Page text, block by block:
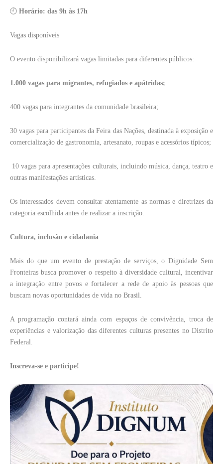
🕘 Horário: das 9h às 17h
Vagas disponíveis
O evento disponibilizará vagas limitadas para diferentes públicos:
1.000 vagas para migrantes, refugiados e apátridas;
400 vagas para integrantes da comunidade brasileira;
30 vagas para participantes da Feira das Nações, destinada à exposição e
comercialização de gastronomia, artesanato, roupas e acessórios típicos;
10 vagas para apresentações culturais, incluindo música, dança, teatro e
outras manifestações artísticas.
Os interessados devem consultar atentamente as normas e diretrizes da
categoria escolhida antes de realizar a inscrição.
Cultura, inclusão e cidadania
Mais do que um evento de prestação de serviços, o Dignidade Sem
Fronteiras busca promover o respeito à diversidade cultural, incentivar
a integração entre povos e fortalecer a rede de apoio às pessoas que
buscam novas oportunidades de vida no Brasil.
A programação contará ainda com espaços de convivência, troca de
experiências e valorização das diferentes culturas presentes no Distrito
Federal.
Inscreva-se e participe!